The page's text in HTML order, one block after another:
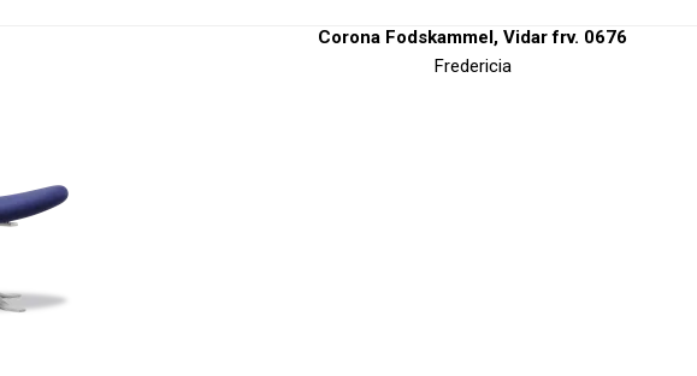
Corona Fodskammel, Vidar frv. 0676
Fredericia